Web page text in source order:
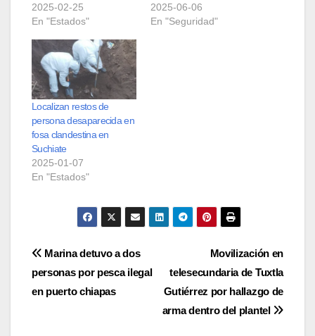
2025-02-25
En "Estados"
2025-06-06
En "Seguridad"
Localizan restos de
persona desaparecida en
fosa clandestina en
Suchiate
2025-01-07
En "Estados"
Navegación
de
Movilización en
telesecundaria de Tuxtla
Gutiérrez por hallazgo de
arma dentro del plantel
Marina detuvo a dos
personas por pesca ilegal
en puerto chiapas